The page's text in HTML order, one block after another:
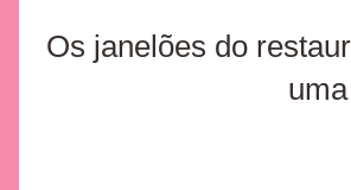
Os janelões do